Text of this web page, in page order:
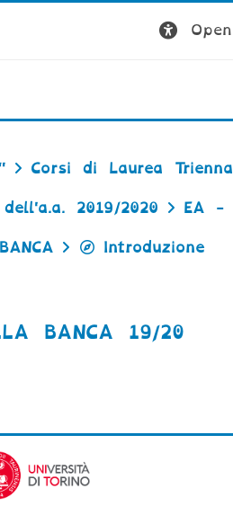
Corsi di Laurea
2019/2020 EA -
Introduzione
BANCA 19/20